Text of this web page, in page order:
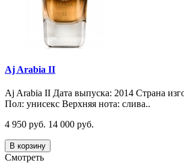
Aj Arabia II
Aj Arabia II Дата выпуска: 2014 Страна
Пол: унисекс Верхняя нота: слива..
4 950 руб. 14 000 руб.
В корзину
Смотреть